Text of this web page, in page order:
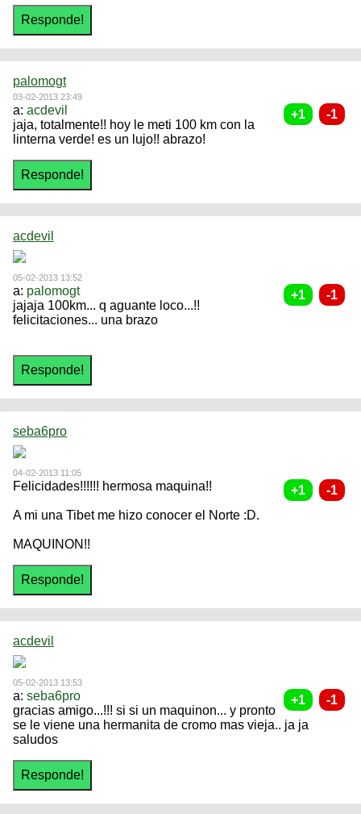
palomogt
03-02-2013 23:49
a: acdevil
jaja, totalmente!! hoy le meti 100 km con la
linterna verde! es un lujo!! abrazo!
acdevil
05-02-2013 13:52
a: palomogt
jajaja 100km... q aguante loco...!!
felicitaciones... una brazo
seba6pro
04-02-2013 11:05
Felicidades!!!!!! hermosa maquina!!
A mi una Tibet me hizo conocer el Norte :D.
MAQUINON!!
acdevil
05-02-2013 13:53
a: seba6pro
gracias amigo...!!! si si un maquinon... y pronto
se le viene una hermanita de cromo mas vieja.. ja ja
saludos